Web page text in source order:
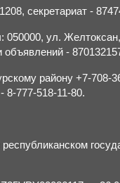
секретариат -
050000, ул.
-
району +7-708-
8-777-518-11-80.
республиканском